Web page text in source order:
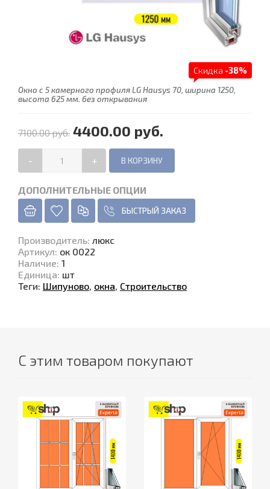
Скидка -38%
Окно с 5 камерного профиля LG Hausys 70, ширина 1250,
высота 625 мм. без открывания
7100.00 руб. 4400.00 руб.
- +
ДОПОЛНИТЕЛЬНЫЕ ОПЦИИ
БЫСТРЫЙ ЗАКАЗ
Производитель: люкс
Артикул: ок 0022
Наличие: 1
Единица: шт
Теги: Шипуново, окна, Строительство
С этим товаром покупают